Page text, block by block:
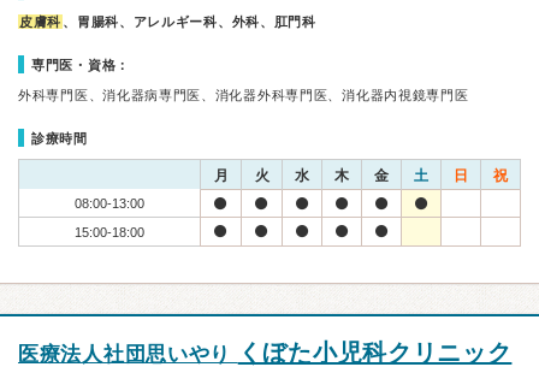
皮膚科 、胃腸科、アレルギー科、外科、肛門科
専門医・資格：
外科専門医、消化器病専門医、消化器外科専門医、消化器内視鏡専門医
診療時間
月 火 水 木 金 土 日 祝
08:00-13:00
15:00-18:00
医療法人社団思いやり
くぼた小児科クリニック